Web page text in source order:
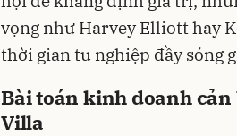
vọng như Harvey Elliott hay
thời gian tu nghiệp đầy sóng
Bài toán kinh doanh
Villa